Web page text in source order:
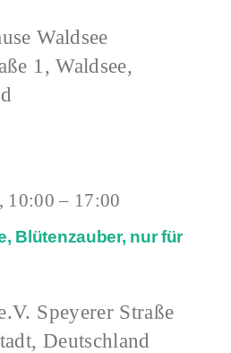
Waldsee
1, Waldsee,
Blütenzauber, nur für
10:00 – 17:00
Speyerer Straße
Deutschland